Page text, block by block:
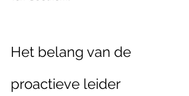
Het belang van de
proactieve leider